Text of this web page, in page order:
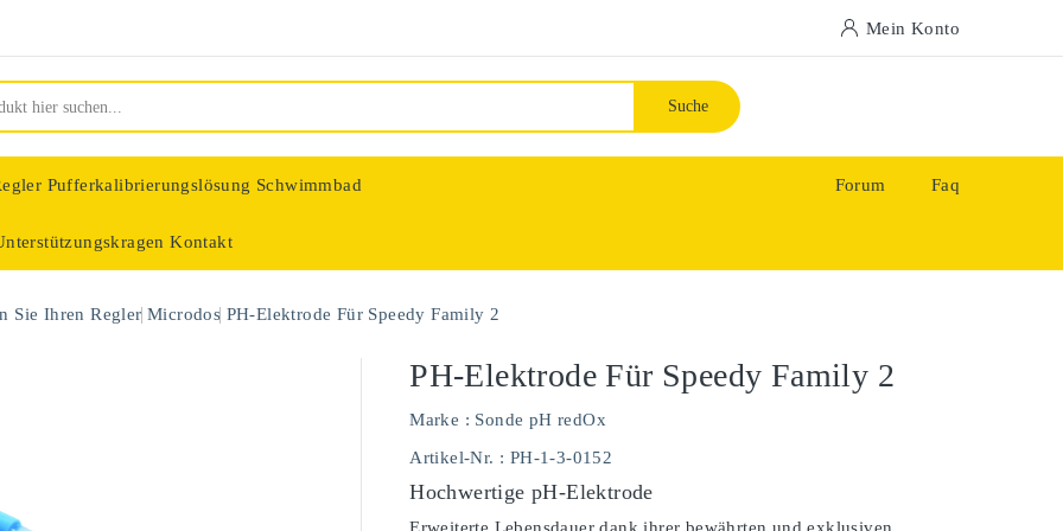
Mein Konto
Suche
Pufferkalibrierungslösung Schwimmbad
Kontakt
Forum Faq
Sie Ihren Regler Microdos PH-Elektrode Für Speedy Family 2
PH-Elektrode Für Speedy Family 2
Marke : Sonde pH redOx
Artikel-Nr. : PH-1-3-0152
Hochwertige pH-Elektrode